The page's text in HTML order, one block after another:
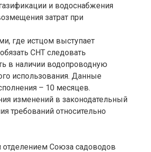
и водоснабжения
затрат при
где истцом выступает
СНТ следовать
в наличии водопроводную
использования. Данные
– 10 месяцев.
изменений в законодательный
требований относительно
Союза садоводов